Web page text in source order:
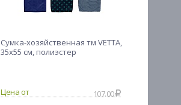
Сумка-хозяйственная тм VETTA,
35х55 см, полиэстер
107.00